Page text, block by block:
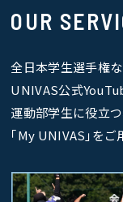
OUR
全日本学生選手権
UNIVAS公式
運動部学生に役立
｢My UNIVAS｣をご